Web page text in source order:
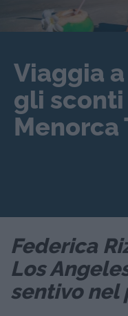
Viaggia
gli sconti
Menorca
Federica
Los
sentivo nel